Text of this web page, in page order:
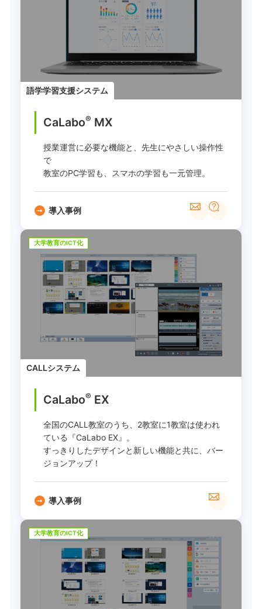
語学学習支援システム
CaLabo® MX
授業運営に必要な機能と、先生にやさしい操作性
で
教室のPC学習も、スマホの学習も一元管理。
導入事例
大学教育のICT化
CALLシステム
CaLabo® EX
全国のCALL教室のうち、2教室に1教室は使われ
ている『CaLabo EX』。
すっきりしたデザインと新しい機能と共に、バー
ジョンアップ！
導入事例
大学教育のICT化